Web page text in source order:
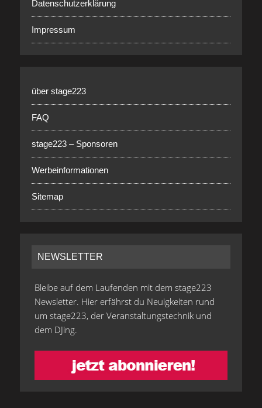
Datenschutzerklärung
Impressum
über stage223
FAQ
stage223 – Sponsoren
Werbeinformationen
Sitemap
NEWSLETTER
Bleibe auf dem Laufenden mit dem stage223
Newsletter. Hier erfährst du Neuigkeiten rund
um stage223, der Veranstaltungstechnik und
dem DJing.